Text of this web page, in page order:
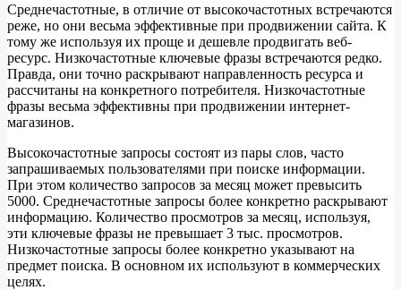
Среднечастотные, в отличие от высокочастотных встречаются
реже, но они весьма эффективные при продвижении сайта. К
тому же используя их проще и дешевле продвигать веб-
ресурс. Низкочастотные ключевые фразы встречаются редко.
Правда, они точно раскрывают направленность ресурса и
рассчитаны на конкретного потребителя. Низкочастотные
фразы весьма эффективны при продвижении интернет-
магазинов.
Высокочастотные запросы состоят из пары слов, часто
запрашиваемых пользователями при поиске информации.
При этом количество запросов за месяц может превысить
5000. Среднечастотные запросы более конкретно раскрывают
информацию. Количество просмотров за месяц, используя,
эти ключевые фразы не превышает 3 тыс. просмотров.
Низкочастотные запросы более конкретно указывают на
предмет поиска. В основном их используют в коммерческих
целях.